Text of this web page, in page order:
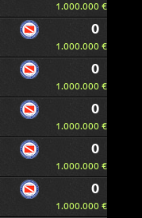
1.000.000 €
0
1.000.000 €
0
1.000.000 €
0
1.000.000 €
0
1.000.000 €
0
1.000.000 €